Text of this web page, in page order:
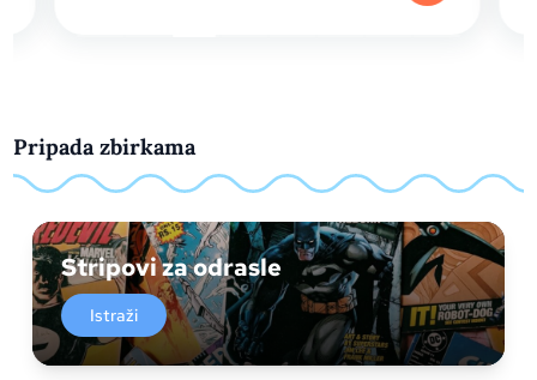
Pripada zbirkama
Stripovi za odrasle
Istraži